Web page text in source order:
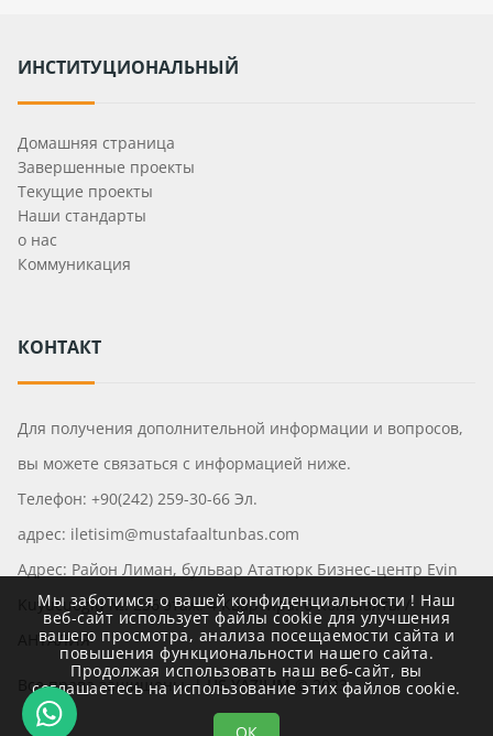
ИНСТИТУЦИОНАЛЬНЫЙ
Домашняя страница
Завершенные проекты
Текущие проекты
Наши стандарты
о нас
Коммуникация
КОНТАКТ
Для получения дополнительной информации и вопросов,
вы можете связаться с информацией ниже.
Телефон: +90(242) 259-30-66 Эл.
адрес: iletisim@mustafaaltunbas.com
Адрес: Район Лиман, бульвар Ататюрк Бизнес-центр Evin
Kuyucuoğlu №: 236 этаж: 4 Квартира: 6 Коньяалты /
АНТАЛИЯ
Все права защищены. |US YAZILIM© 2023
Мы заботимся о вашей конфиденциальности ! Наш
веб-сайт использует файлы cookie для улучшения
вашего просмотра, анализа посещаемости сайта и
повышения функциональности нашего сайта.
Продолжая использовать наш веб-сайт, вы
соглашаетесь на использование этих файлов cookie.